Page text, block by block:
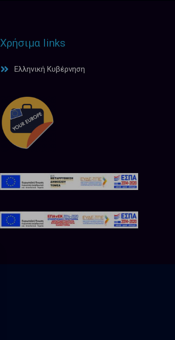
Χρήσιμα links
Ελληνική Κυβέρνηση